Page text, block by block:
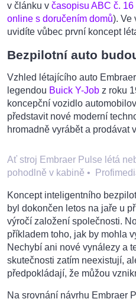
v článku v časopisu ABC č. 16
online s doručením domů). Ve
uvidíte vůbec první koncept
Bezpilotní auto
Vzhled létajícího auto
legendou Buick Y-Job z roku
koncepční vozidlo
představit nové moderní
hromadně vyrábět a prodávat
Ať stroj Embraer Pulse létá
pohodlně v kabině •
Koncept inteligentního
byl dokončen letos na jaře u
výročí založení společnosti.
příkladem toho, jak by mohla
Nechybí ani nové vynálezy a
skutečnosti zatím neexistují,
předpokládají, že můžou
Na srovnání návrhu Embraer